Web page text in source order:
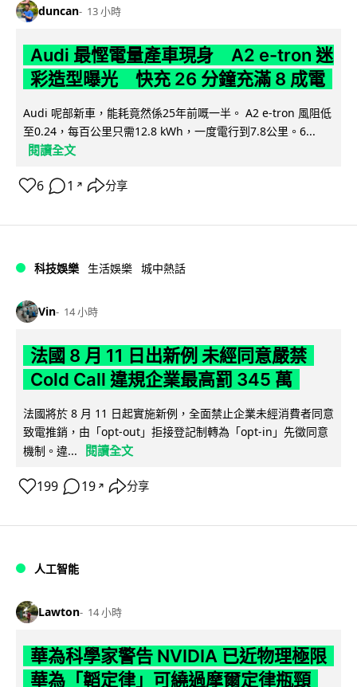
duncan 13 小時
Audi 最慳電量產車現身 A2 e-tron 迷
彩造型曝光 快充 26 分鐘充滿 8 成電
Audi 呢部新車，能耗竟然係25年前嘅一半。 A2 e-tron 風阻低
至0.24，每百公里只需12.8 kWh，一度電行到7.8公里。6...
閱讀全文
6 1 ↗ 分享
科技娛樂 生活娛樂 城中熱話
Vin 14 小時
法國 8 月 11 日出新例 未經同意嚴禁
Cold Call 違規企業最高罰 345 萬
法國將於 8 月 11 日起實施新例，全面禁止企業未經消費者同意
致電推銷，由「opt-out」拒接登記制轉為「opt-in」先徵同意
機制。違...
閱讀全文
199 19 ↗ 分享
人工智能
Lawton 14 小時
華為科學家警告 NVIDIA 已近物理極限
華為「韜定律」可繞過摩爾定律瓶頸